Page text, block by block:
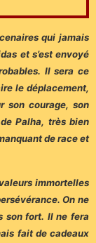
qui jamais
et s’est envoyé
Il sera ce
le déplacement,
son courage, son
Palha, très bien
de race et
immortelles
On ne
son fort. Il ne fera
fait de cadeaux